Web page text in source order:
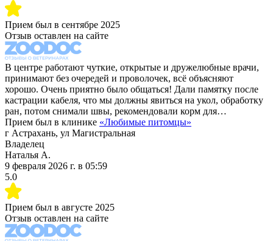
Прием был в сентябре 2025
Отзыв оставлен на сайте
В центре работают чуткие, открытые и дружелюбные врачи,
принимают без очередей и проволочек, всё объясняют
хорошо. Очень приятно было общаться! Дали памятку после
кастрации кабеля, что мы должны явиться на укол, обработку
ран, потом снимали швы, рекомендовали корм для…
Прием был в клинике «Любимые питомцы»
г Астрахань, ул Магистральная
Владелец
Наталья А.
9 февраля 2026 г. в 05:59
5.0
Прием был в августе 2025
Отзыв оставлен на сайте